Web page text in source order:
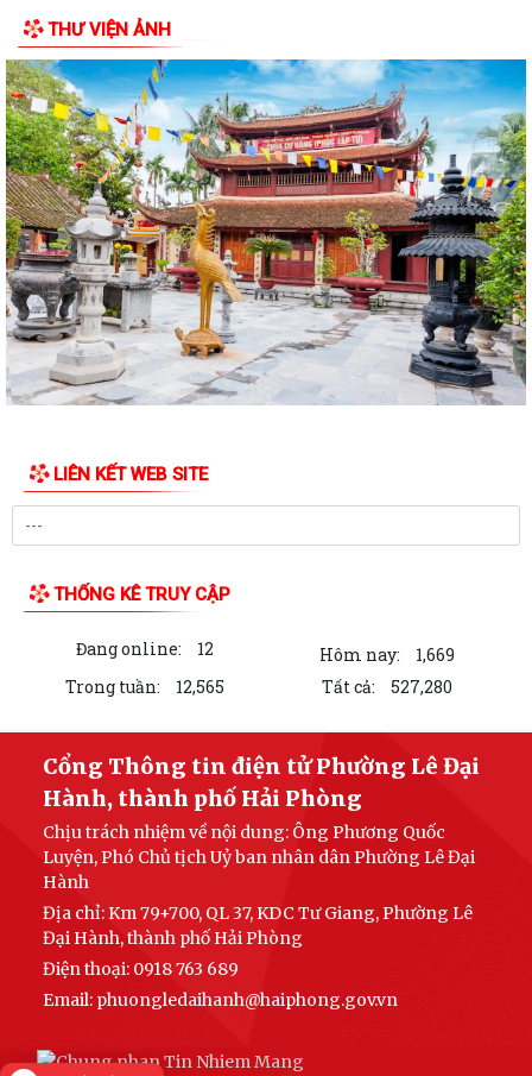
THƯ VIỆN ẢNH
LIÊN KẾT WEB SITE
THỐNG KÊ TRUY CẬP
Đang online: 12 Hôm nay:
1,669
Trong tuần:
12,565 Tất cả: 527,280
Cổng Thông tin điện tử Phường Lê Đại
Hành, thành phố Hải Phòng
Chịu trách nhiệm về nội dung: Ông Phương Quốc
Luyện, Phó Chủ tịch Uỷ ban nhân dân Phường Lê Đại
Hành
Địa chỉ: Km 79+700, QL 37, KDC Tư Giang, Phường Lê
Đại Hành, thành phố Hải Phòng
Điện thoại: 0918 763 689
Email: phuongledaihanh@haiphong.gov.vn